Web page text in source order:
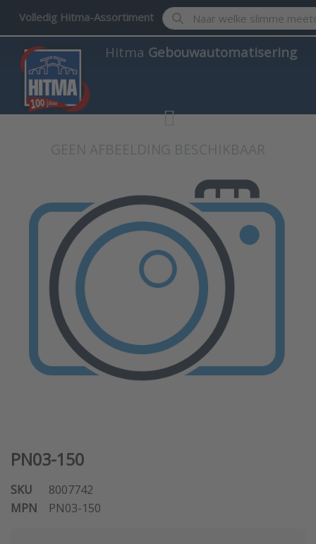
Volledig Hitma-Assortiment Enter a search term.
Hitma Gebouwautomatisering
PN03-150
SKU
8007742
MPN
PN03-150